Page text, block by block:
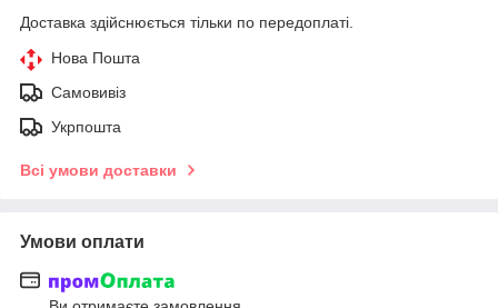
Доставка здійснюється тільки по передоплаті.
Нова Пошта
Самовивіз
Укрпошта
Всі умови доставки
Умови оплати